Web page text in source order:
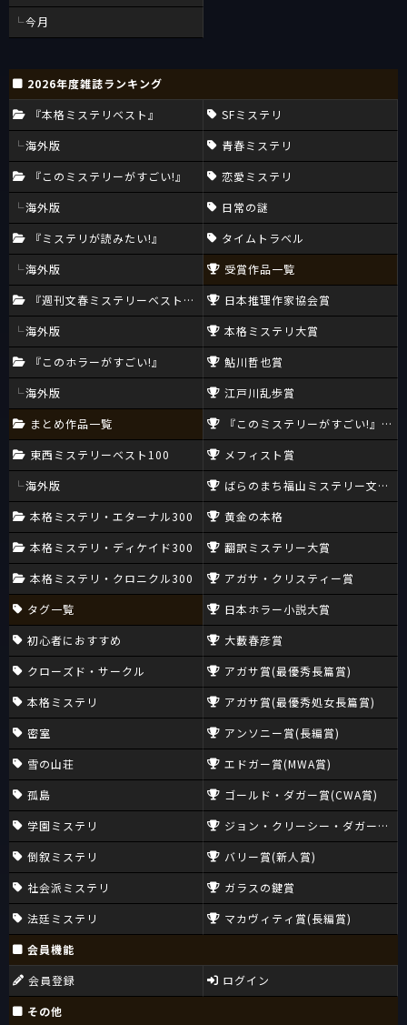
今月
2026年度雑誌ランキング
『本格ミステリベスト』
海外版
『このミステリーがすごい!』
海外版
『ミステリが読みたい!』
海外版
『週刊文春ミステリーベスト10』
海外版
『このホラーがすごい!』
海外版
まとめ作品一覧
東西ミステリーベスト100
海外版
本格ミステリ・エターナル300
本格ミステリ・ディケイド300
本格ミステリ・クロニクル300
タグ一覧
初心者におすすめ
クローズド・サークル
本格ミステリ
密室
雪の山荘
孤島
学園ミステリ
倒叙ミステリ
社会派ミステリ
法廷ミステリ
SFミステリ
青春ミステリ
恋愛ミステリ
日常の謎
タイムトラベル
受賞作品一覧
日本推理作家協会賞
本格ミステリ大賞
鮎川哲也賞
江戸川乱歩賞
『このミステリーがすごい!』大賞
メフィスト賞
ばらのまち福山ミステリー文学新
黄金の本格
翻訳ミステリー大賞
アガサ・クリスティー賞
日本ホラー小説大賞
大藪春彦賞
アガサ賞(最優秀長篇賞)
アガサ賞(最優秀処女長篇賞)
アンソニー賞(長編賞)
エドガー賞(MWA賞)
ゴールド・ダガー賞(CWA賞)
ジョン・クリーシー・ダガー賞
バリー賞(新人賞)
ガラスの鍵賞
マカヴィティ賞(長編賞)
会員機能
会員登録
ログイン
その他